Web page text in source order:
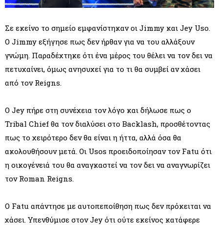
Σε εκείνο το σημείο εμφανίστηκαν οι Jimmy και Jey Uso.
Ο Jimmy εξήγησε πως δεν ήρθαν για να του αλλάξουν
γνώμη. Παραδέχτηκε ότι ένα μέρος του θέλει να τον δει να
πετυχαίνει, όμως ανησυχεί για το τι θα συμβεί αν χάσει
από τον Reigns.
Ο Jey πήρε στη συνέχεια τον λόγο και δήλωσε πως ο
Tribal Chief θα τον διαλύσει στο Backlash, προσθέτοντας
πως το χειρότερο δεν θα είναι η ήττα, αλλά όσα θα
ακολουθήσουν μετά. Οι Usos προειδοποίησαν τον Fatu ότι
η οικογένειά του θα αναγκαστεί να τον δει να αναγνωρίζει
τον Roman Reigns.
Ο Fatu απάντησε με αυτοπεποίθηση πως δεν πρόκειται να
χάσει. Υπενθύμισε στον Jey ότι ούτε εκείνος κατάφερε